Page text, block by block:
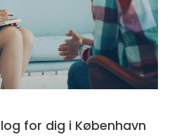
for dig i København